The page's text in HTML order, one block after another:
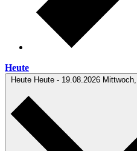
Heute
Heute Heute - 19.08.2026